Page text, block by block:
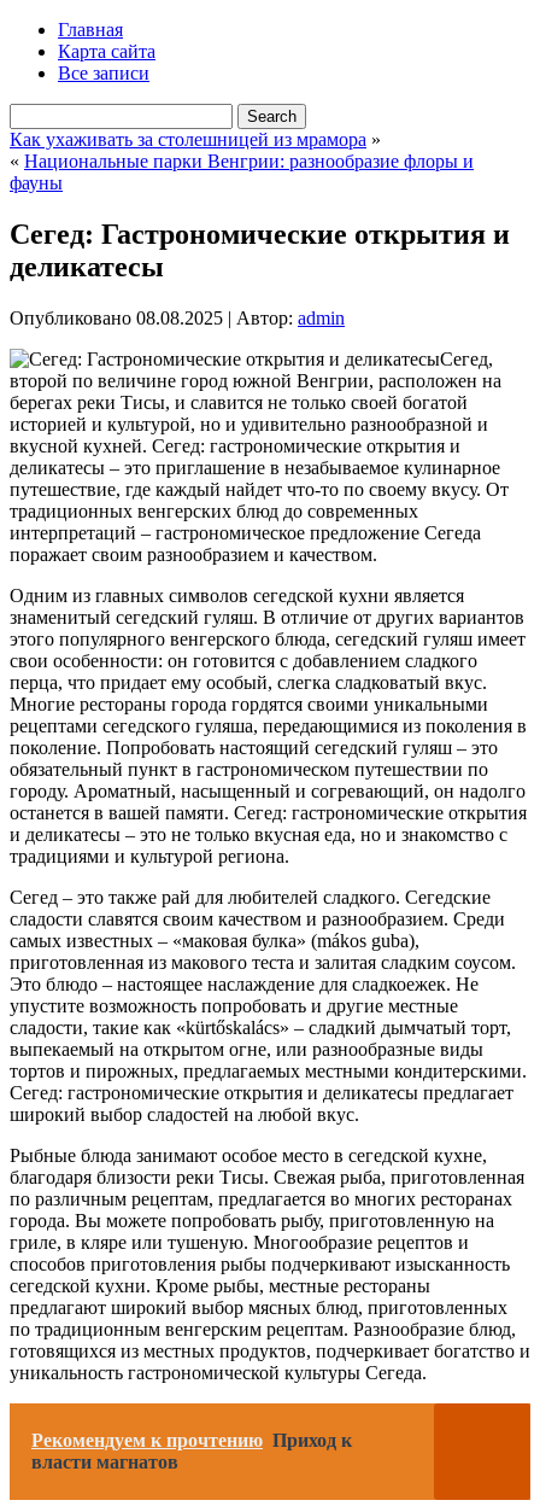
Главная
Карта сайта
Все записи
Как ухаживать за столешницей из мрамора »
« Национальные парки Венгрии: разнообразие флоры и
фауны
Сегед: Гастрономические открытия и
деликатесы
Опубликовано 08.08.2025 | Автор: admin
Сегед,
второй по величине город южной Венгрии, расположен на
берегах реки Тисы, и славится не только своей богатой
историей и культурой, но и удивительно разнообразной и
вкусной кухней. Сегед: гастрономические открытия и
деликатесы – это приглашение в незабываемое кулинарное
путешествие, где каждый найдет что-то по своему вкусу. От
традиционных венгерских блюд до современных
интерпретаций – гастрономическое предложение Сегеда
поражает своим разнообразием и качеством.
Одним из главных символов сегедской кухни является
знаменитый сегедский гуляш. В отличие от других вариантов
этого популярного венгерского блюда, сегедский гуляш имеет
свои особенности: он готовится с добавлением сладкого
перца, что придает ему особый, слегка сладковатый вкус.
Многие рестораны города гордятся своими уникальными
рецептами сегедского гуляша, передающимися из поколения в
поколение. Попробовать настоящий сегедский гуляш – это
обязательный пункт в гастрономическом путешествии по
городу. Ароматный, насыщенный и согревающий, он надолго
останется в вашей памяти. Сегед: гастрономические открытия
и деликатесы – это не только вкусная еда, но и знакомство с
традициями и культурой региона.
Сегед – это также рай для любителей сладкого. Сегедские
сладости славятся своим качеством и разнообразием. Среди
самых известных – «маковая булка» (mákos guba),
приготовленная из макового теста и залитая сладким соусом.
Это блюдо – настоящее наслаждение для сладкоежек. Не
упустите возможность попробовать и другие местные
сладости, такие как «kürtőskalács» – сладкий дымчатый торт,
выпекаемый на открытом огне, или разнообразные виды
тортов и пирожных, предлагаемых местными кондитерскими.
Сегед: гастрономические открытия и деликатесы предлагает
широкий выбор сладостей на любой вкус.
Рыбные блюда занимают особое место в сегедской кухне,
благодаря близости реки Тисы. Свежая рыба, приготовленная
по различным рецептам, предлагается во многих ресторанах
города. Вы можете попробовать рыбу, приготовленную на
гриле, в кляре или тушеную. Многообразие рецептов и
способов приготовления рыбы подчеркивают изысканность
сегедской кухни. Кроме рыбы, местные рестораны
предлагают широкий выбор мясных блюд, приготовленных
по традиционным венгерским рецептам. Разнообразие блюд,
готовящихся из местных продуктов, подчеркивает богатство и
уникальность гастрономической культуры Сегеда.
Рекомендуем к прочтению Приход к
власти магнатов